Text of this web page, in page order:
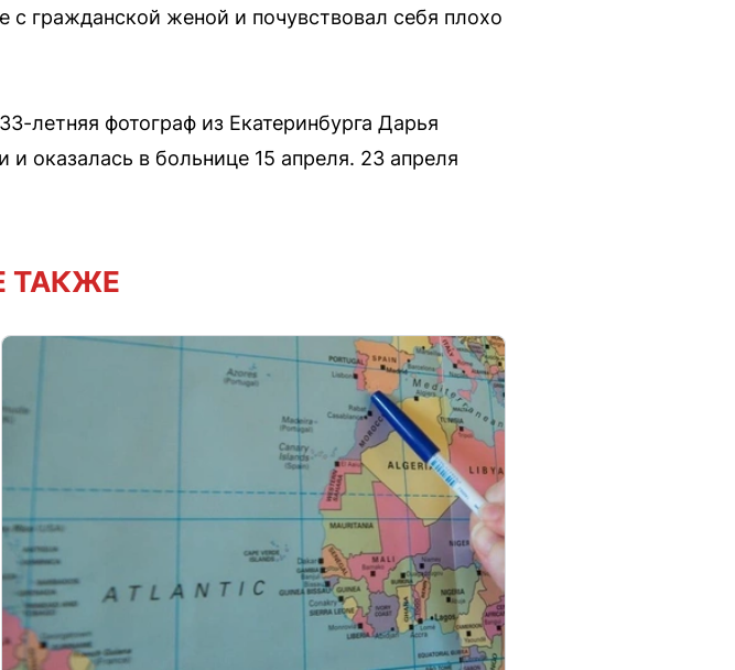
с гражданской женой и почувствовал себя плохо
летняя фотограф из Екатеринбурга Дарья
оказалась в больнице 15 апреля. 23 апреля
ТАКЖЕ